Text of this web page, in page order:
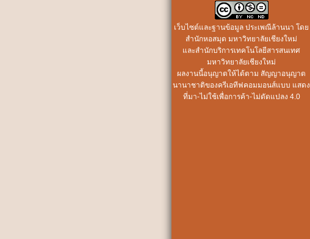
เว็บไซต์และฐานข้อมูล ประเพณีล้านนา โดย
สำนักหอสมุด มหาวิทยาลัยเชียงใหม่
และสำนักบริการเทคโนโลยีสารสนเทศ
มหาวิทยาลัยเชียงใหม่
ผลงานนี้อนุญาตให้ได้ตาม สัญญาอนุญาต
นานาชาติของครีเอทีฟคอมมอนส์แบบ แสดง
ที่มา-ไม่ใช้เพื่อการค้า-ไม่ดัดแปลง 4.0